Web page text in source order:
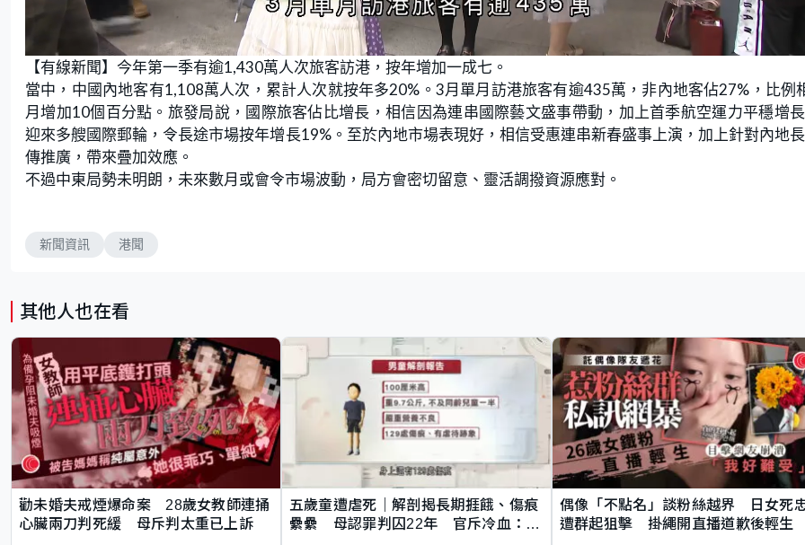
n
m
u
t
e
o
d
d
:
1
5
4
【有線新聞】今年第一季有逾1,430萬人次旅客訪港，按年增加一成七。
當中，中國內地客有1,108萬人次，累計人次就按年多20%。3月單月訪港旅客有逾435萬，非內地客佔27%，比例
月增加10個百分點。旅發局說，國際旅客佔比增長，相信因為連串國際藝文盛事帶動，加上首季航空運力平穩增
迎來多艘國際郵輪，令長途市場按年增長19%。至於內地市場表現好，相信受惠連串新春盛事上演，加上針對內地
傳推廣，帶來疊加效應。
不過中東局勢未明朗，未來數月或會令市場波動，局方會密切留意、靈活調撥資源應對。
新聞資訊 港聞
其他人也在看
勸未婚夫戒煙爆命案 28歲女教師連捅
心臟兩刀判死緩 母斥判太重已上訴
五歲童遭虐死｜解剖揭長期捱餓、傷痕
纍纍 母認罪判囚22年 官斥冷血：同
偶像「不點名」談粉絲越界 日女死
遭群起狙擊 掛繩開直播道歉後輕生